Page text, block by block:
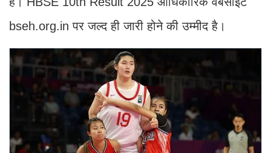
bseh.org.in पर जल्द ही जारी होने की उम्मीद है।